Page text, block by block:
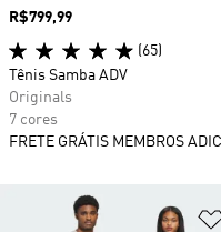
Preço
R$799,99
(65)
Tênis Samba ADV
Originals
7 cores
FRETE GRÁTIS MEMBROS